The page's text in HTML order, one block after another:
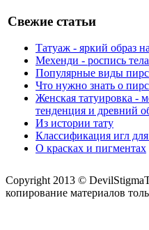
Свежие статьи
Татуаж - яркий образ
Мехенди - роспись
Популярные виды
Что нужно знать о
Женская татуировка -
тенденция и древний
Из истории тату
Классификация игл для
О красках и пигментах
Copyright 2013 ©
копирование материалов